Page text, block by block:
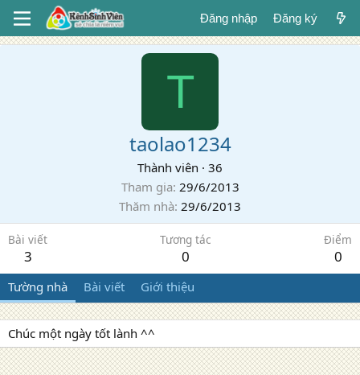
Đăng nhập Đăng ký
T
taolao1234
Thành viên · 36
Tham gia 29/6/2013
Thăm nhà 29/6/2013
Bài viết
3
Tương tác
0
Điểm
0
Tường nhà Bài viết Giới thiệu
Chúc một ngày tốt lành ^^